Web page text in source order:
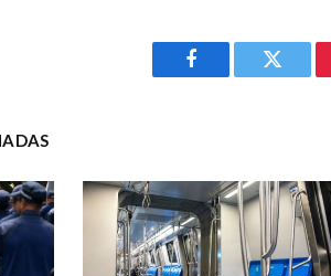
Facebook Twitter